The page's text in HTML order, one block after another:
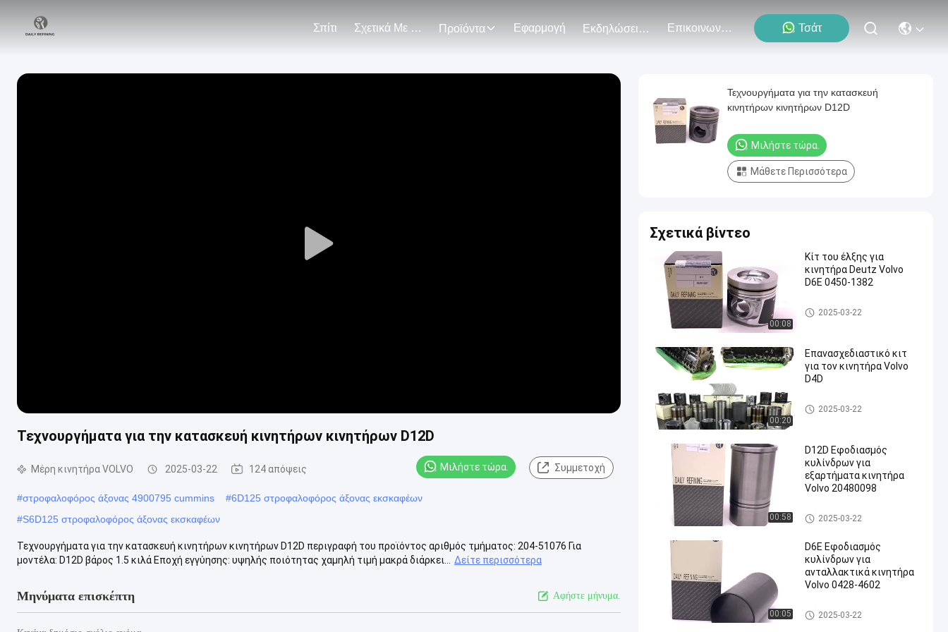
Σπίτι Σχετικά Με Εμάς Προϊόντα Εφαρμογή Εκδηλώσεις Επικοινωνήστε Μαζί Μας Τσάτ
Play
Τεχνουργήματα για την κατασκευή κινητήρων κινητήρων D12D
Μέρη κινητήρα VOLVO 2025-03-22 124 απόψεις Μιλήστε τώρα. Συμμετοχή
#στροφαλοφόρος άξονας 4900795 cummins #6D125 στροφαλοφόρος άξονας εκσκαφέων
#S6D125 στροφαλοφόρος άξονας εκσκαφέων
Τεχνουργήματα για την κατασκευή κινητήρων κινητήρων D12D περιγραφή του προϊόντος αριθμός τμήματος: 204-51076 Για
μοντέλα: D12D βάρος 1.5 κιλά Εποχή εγγύησης: υψηλής ποιότητας χαμηλή τιμή μακρά διάρκει...
Δείτε περισσότερα
Μηνύματα επισκέπτη Αφήστε μήνυμα.
Τεχνουργήματα για την κατασκευή
κινητήρων κινητήρων D12D
Μιλήστε τώρα.
Μάθετε Περισσότερα
Σχετικά βίντεο
00:08
Κίτ του έλξης για
κινητήρα Deutz Volvo
D6E 0450-1382
Μέρη κινητήρα VOLVO
2025-03-22
00:20
Επανασχεδιαστικό κιτ
για τον κινητήρα Volvo
D4D
Μέρη κινητήρα VOLVO
2025-03-22
00:58
D12D Εφοδιασμός
κυλίνδρων για
εξαρτήματα κινητήρα
Volvo 20480098
Μέρη κινητήρα VOLVO
2025-03-22
00:05
D6E Εφοδιασμός
κυλίνδρων για
ανταλλακτικά κινητήρα
Volvo 0428-4602
Μέρη κινητήρα VOLVO
2025-03-22